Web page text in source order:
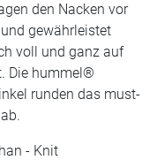
den Nacken vor
gewährleistet
voll und ganz auf
Die hummel®
runden das must-
- Knit